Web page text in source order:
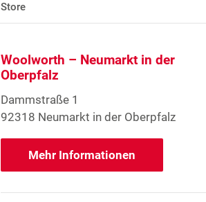
Store
Woolworth – Neumarkt in der
Oberpfalz
Dammstraße 1
92318 Neumarkt in der Oberpfalz
Mehr Informationen